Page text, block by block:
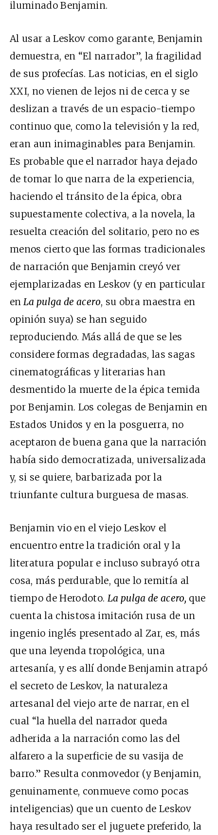
iluminado Benjamin.
Al usar a Leskov como garante, Benjamin
demuestra, en “El narrador”, la fragilidad
de sus profecías. Las noticias, en el siglo
XXI, no vienen de lejos ni de cerca y se
deslizan a través de un espacio-tiempo
continuo que, como la televisión y la red,
eran aun inimaginables para Benjamin.
Es probable que el narrador haya dejado
de tomar lo que narra de la experiencia,
haciendo el tránsito de la épica, obra
supuestamente colectiva, a la novela, la
resuelta creación del solitario, pero no es
menos cierto que las formas tradicionales
de narración que Benjamin creyó ver
ejemplarizadas en Leskov (y en particular
en La pulga de acero, su obra maestra en
opinión suya) se han seguido
reproduciendo. Más allá de que se les
considere formas degradadas, las sagas
cinematográficas y literarias han
desmentido la muerte de la épica temida
por Benjamin. Los colegas de Benjamin en
Estados Unidos y en la posguerra, no
aceptaron de buena gana que la narración
había sido democratizada, universalizada
y, si se quiere, barbarizada por la
triunfante cultura burguesa de masas.
Benjamin vio en el viejo Leskov el
encuentro entre la tradición oral y la
literatura popular e incluso subrayó otra
cosa, más perdurable, que lo remitía al
tiempo de Herodoto. La pulga de acero, que
cuenta la chistosa imitación rusa de un
ingenio inglés presentado al Zar, es, más
que una leyenda tropológica, una
artesanía, y es allí donde Benjamin atrapó
el secreto de Leskov, la naturaleza
artesanal del viejo arte de narrar, en el
cual “la huella del narrador queda
adherida a la narración como las del
alfarero a la superficie de su vasija de
barro.” Resulta conmovedor (y Benjamin,
genuinamente, conmueve como pocas
inteligencias) que un cuento de Leskov
haya resultado ser el juguete preferido, la